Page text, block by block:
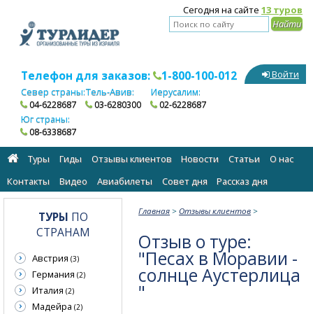
Сегодня на сайте 13 туров
Телефон для заказов: 1-800-100-012
Север страны:
04-6228687
Тель-Авив:
03-6280300
Иерусалим:
02-6228687
Юг страны:
08-6338687
Войти
Туры Гиды Отзывы клиентов Новости Статьи
О нас
Контакты
Видео Авиабилеты Cовет дня Рассказ дня
Главная > Отзывы клиентов >
Отзыв о туре:
"Песах в Моравии -
солнце Аустерлица
"
ТУРЫ ПО
СТРАНАМ
Австрия (3)
Германия (2)
Италия (2)
Мадейра (2)